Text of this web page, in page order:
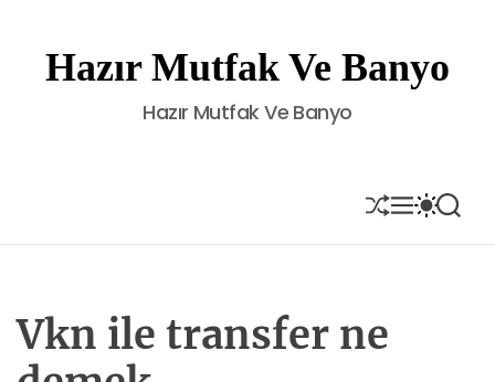
t
Hazır Mutfak Ve Banyo
Hazır Mutfak Ve Banyo
S
H
U
M
E
N
S
W
I
S
E
A
Vkn ile transfer ne